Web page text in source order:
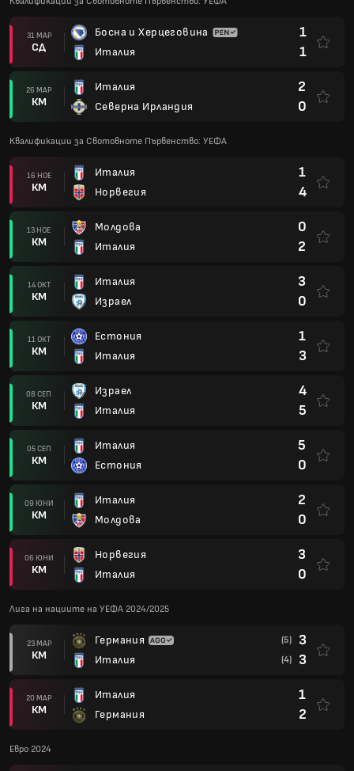
31 МАР
СД
Босна и Херцеговина
Италия
1
1
26 МАР
КМ
Италия
Северна Ирландия
2
0
Квалификации за Свотовноте Първенство: УЕФА
16 НОЕ
КМ
Италия
Норвегия
1
4
13 НОЕ
КМ
Молдова
Италия
0
2
14 ОКТ
КМ
Италия
Израел
3
0
11 ОКТ
КМ
Естония
Италия
1
3
08 СЕП
КМ
Израел
Италия
4
5
05 СЕП
КМ
Италия
Естония
5
0
09 ЮНИ
КМ
Италия
Молдова
2
0
06 ЮНИ
КМ
Норвегия
Италия
3
0
Лига на нациите на УЕФА 2024/2025
23 МАР
КМ
Германия
Италия
(5) 3
(4) 3
20 МАР
КМ
Италия
Германия
1
2
Евро 2024